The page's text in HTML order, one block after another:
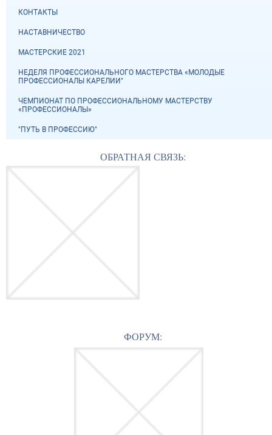
КОНТАКТЫ
НАСТАВНИЧЕСТВО
МАСТЕРСКИЕ 2021
НЕДЕЛЯ ПРОФЕССИОНАЛЬНОГО МАСТЕРСТВА «МОЛОДЫЕ
ПРОФЕССИОНАЛЫ КАРЕЛИИ"
ЧЕМПИОНАТ ПО ПРОФЕССИОНАЛЬНОМУ МАСТЕРСТВУ
«ПРОФЕССИОНАЛЫ»
"ПУТЬ В ПРОФЕССИЮ"
ОБРАТНАЯ СВЯЗЬ:
ФОРУМ: